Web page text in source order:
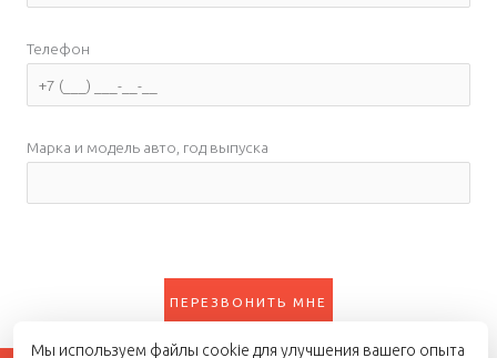
Телефон
Марка и модель авто, год выпуска
Мы используем файлы cookie для улучшения вашего опыта